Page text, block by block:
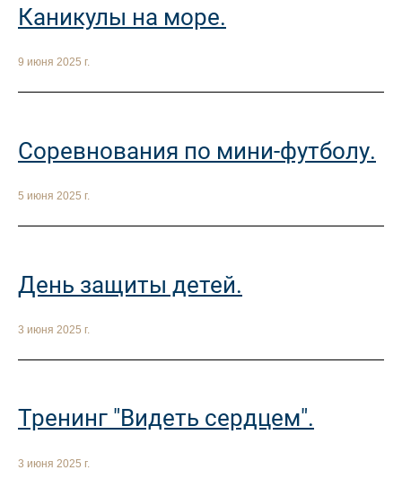
Каникулы на море.
9 июня 2025 г.
Соревнования по мини-футболу.
5 июня 2025 г.
День защиты детей.
3 июня 2025 г.
Тренинг "Видеть сердцем".
3 июня 2025 г.